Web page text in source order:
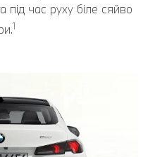
під час руху біле сяйво
1